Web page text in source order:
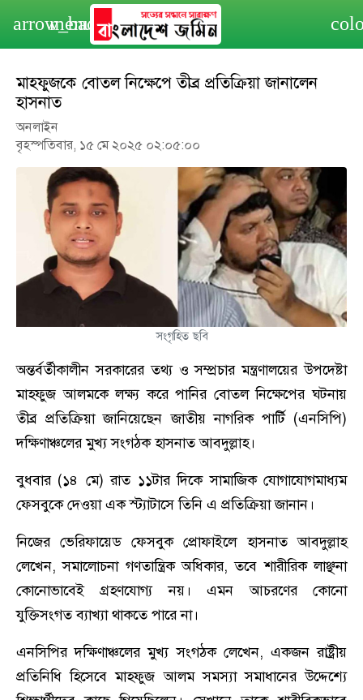
arrow_back
menu
মাহফুজকে বোতল নিক্ষেপে তীব্র প্রতিক্রিয়া জানালেন
হাসনাত
অনলাইন
বৃহস্পতিবার, ১৫ মে ২০২৫ ০২:০৫:০০
সংগৃহিত ছবি
অন্তর্বর্তীকালীন সরকারের তথ্য ও সম্প্রচার মন্ত্রণালয়ের উপদেষ্টা
মাহফুজ আলমকে লক্ষ্য করে পানির বোতল নিক্ষেপের ঘটনায়
তীব্র প্রতিক্রিয়া জানিয়েছেন জাতীয় নাগরিক পার্টি (এনসিপি)
দক্ষিণাঞ্চলের মুখ্য সংগঠক হাসনাত আবদুল্লাহ।
বুধবার (১৪ মে) রাত ১১টার দিকে সামাজিক যোগাযোগমাধ্যম
ফেসবুকে দেওয়া এক স্ট্যাটাসে তিনি এ প্রতিক্রিয়া জানান।
নিজের ভেরিফায়েড ফেসবুক প্রোফাইলে হাসনাত আবদুল্লাহ
লেখেন, সমালোচনা গণতান্ত্রিক অধিকার, তবে শারীরিক লাঞ্ছনা
কোনোভাবেই গ্রহণযোগ্য নয়। এমন আচরণের কোনো
যুক্তিসংগত ব্যাখ্যা থাকতে পারে না।
এনসিপির দক্ষিণাঞ্চলের মুখ্য সংগঠক লেখেন, একজন রাষ্ট্রীয়
প্রতিনিধি হিসেবে মাহফুজ আলম সমস্যা সমাধানের উদ্দেশ্যে